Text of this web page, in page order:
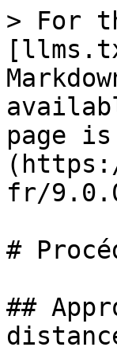
> For
page
fr/
#
##